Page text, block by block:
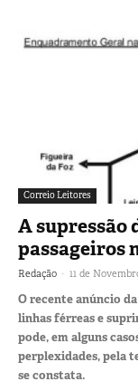
Correio Leitores
A supressão
passageiros
Redação - 11 de
O recente anúncio
linhas férreas e
pode, em alguns
perplexidades, pela
se constata.